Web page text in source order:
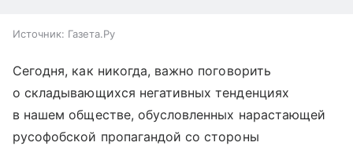
Источник: Газета.Ру
Сегодня, как никогда, важно поговорить
о складывающихся негативных тенденциях
в нашем обществе, обусловленных нарастающей
русофобской пропагандой со стороны